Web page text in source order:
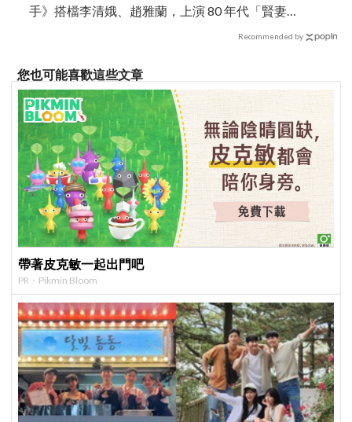
手》搭檔李清娥、趙雅蘭，上演 80 年代「賢妻良
Recommended by
您也可能喜歡這些文章
帶著皮克敏一起出門吧
PR・Pikmin Bloom